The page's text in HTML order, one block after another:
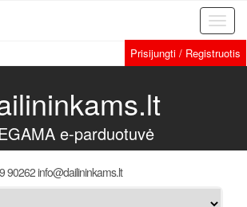
Prisijungti / Registruotis
e-parduotuvė
90262 info@dailininkams.lt